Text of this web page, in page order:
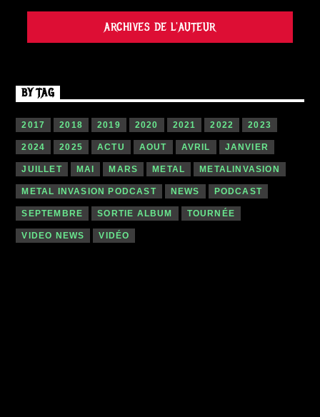
ARCHIVES DE L'AUTEUR
BY TAG
2017 2018 2019 2020 2021 2022 2023
2024 2025 ACTU AOUT AVRIL JANVIER
JUILLET MAI MARS METAL METALINVASION
METAL INVASION PODCAST NEWS PODCAST
SEPTEMBRE SORTIE ALBUM TOURNÉE
VIDEO NEWS VIDÉO